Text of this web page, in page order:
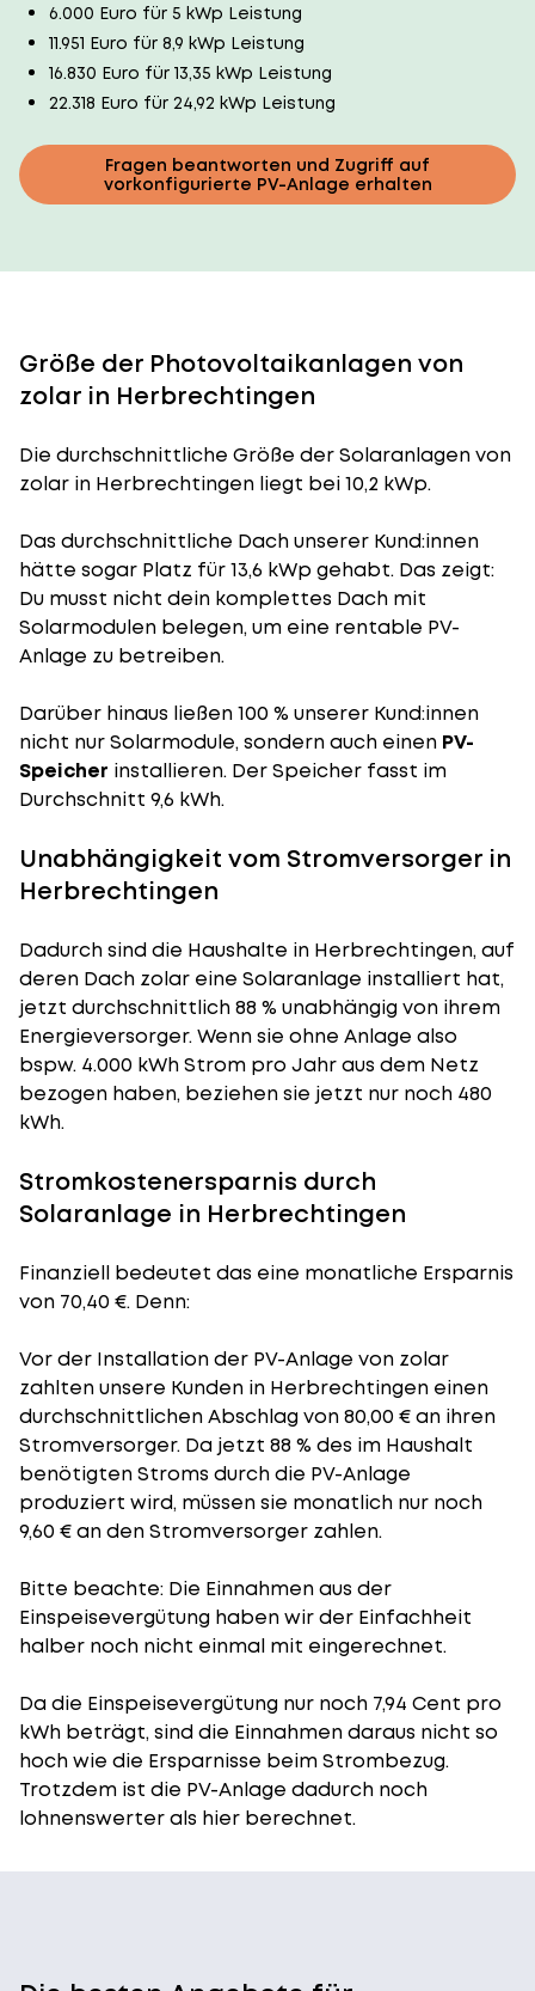
6.000 Euro für 5 kWp Leistung
11.951 Euro für 8,9 kWp Leistung
16.830 Euro für 13,35 kWp Leistung
22.318 Euro für 24,92 kWp Leistung
Fragen beantworten und Zugriff auf
vorkonfigurierte PV-Anlage erhalten
Größe der Photovoltaikanlagen von
zolar in Herbrechtingen
Die durchschnittliche Größe der Solaranlagenvon
zolar in Herbrechtingen liegt bei 10,2 kWp.
Das durchschnittliche Dach unserer Kund:innen
hätte sogar Platz für 13,6 kWp gehabt. Das zeigt:
Du musst nicht dein komplettes Dach mit
Solarmodulen belegen, um eine rentable PV-
Anlage zu betreiben.
Darüber hinaus ließen 100 % unserer Kund:innen
nicht nur Solarmodule, sondern auch einen PV-
Speicher installieren. Der Speicher fasst im
Durchschnitt 9,6 kWh.
Unabhängigkeit vom Stromversorger in
Herbrechtingen
Dadurch sind die Haushalte in Herbrechtingen, auf
deren Dach zolar eine Solaranlage installiert hat,
jetzt durchschnittlich 88 % unabhängig von ihrem
Energieversorger. Wenn sie ohne Anlage also
bspw. 4.000 kWh Strom pro Jahr aus dem Netz
bezogen haben, beziehen sie jetzt nur noch 480
kWh.
Stromkostenersparnis durch
Solaranlage in Herbrechtingen
Finanziell bedeutet das eine monatliche Ersparnis
von 70,40 €. Denn:
Vor der Installation der PV-Anlage von zolar
zahlten unsere Kunden in Herbrechtingen einen
durchschnittlichen Abschlag von 80,00 € an ihren
Stromversorger. Da jetzt 88 % des im Haushalt
benötigten Stroms durch die PV-Anlage
produziert wird, müssen sie monatlich nur noch
9,60 € an den Stromversorger zahlen.
Bitte beachte: Die Einnahmen aus der
Einspeisevergütung haben wir der Einfachheit
halber noch nicht einmal mit eingerechnet.
Da die Einspeisevergütung nur noch 7,94 Cent pro
kWh beträgt, sind die Einnahmen daraus nicht so
hoch wie die Ersparnisse beim Strombezug.
Trotzdem ist die PV-Anlage dadurch noch
lohnenswerter als hier berechnet.